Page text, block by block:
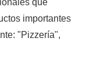
que
importantes
"Pizzería",